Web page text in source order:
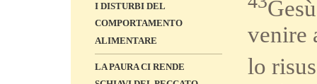
I DISTURBI DEL
COMPORTAMENTO
ALIMENTARE
LA PAURA CI RENDE
venire
lo